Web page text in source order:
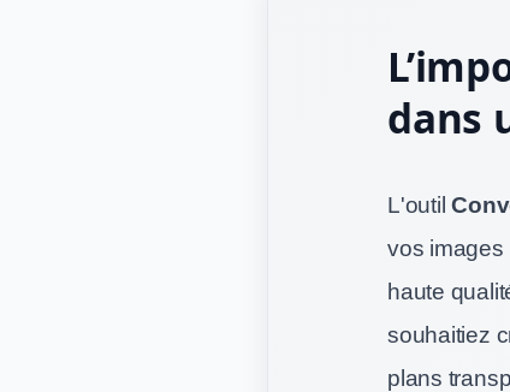
dans
L'outil
vos images
haute
souhaitiez
plans